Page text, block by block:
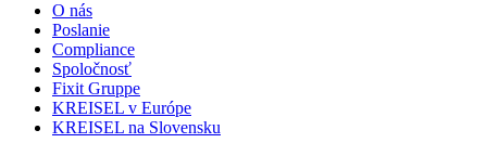
O nás
Poslanie
Compliance
Spoločnosť
Fixit Gruppe
KREISEL v Európe
KREISEL na Slovensku